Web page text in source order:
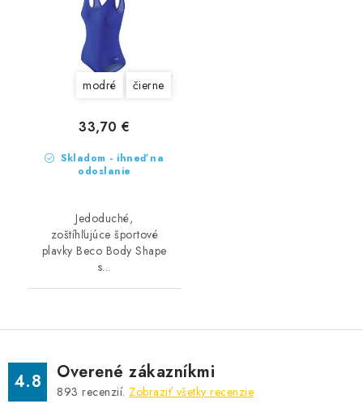
modré čierne
Skladom - ihneď na
odoslanie
33,70 €
Jedoduché,
zoštíhľujúce športové
plavky Beco Body Shape
s...
4.8 Overené zákazníkmi
893 recenzií. Zobraziť všetky recenzie